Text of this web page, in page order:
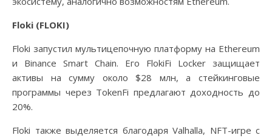
Floki (FLOKI)
Floki запустил мультицепочную платформу на Ethereum
и Binance Smart Chain. Его FlokiFi Locker защищает
активы на сумму около $28 млн, а стейкинговые
программы через TokenFi предлагают доходность до
20%.
Floki также выделяется благодаря Valhalla, NFT-игре с